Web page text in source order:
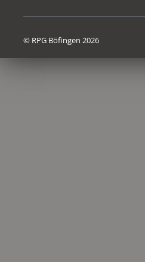
© RPG Böfingen 2026